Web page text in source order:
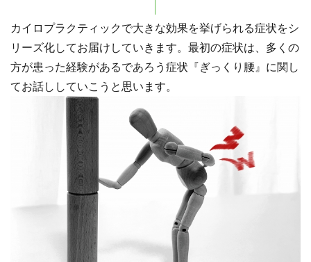
カイロプラクティックで大きな効果を挙げられる症状をシ
リーズ化してお届けしていきます。最初の症状は、多くの
方が患った経験があるであろう症状『ぎっくり腰』に関し
てお話ししていこうと思います。